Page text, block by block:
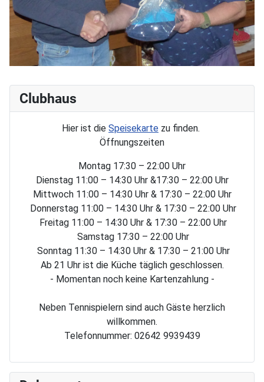
Clubhaus
Hier ist die Speisekarte zu finden.
Öffnungszeiten
Montag 17:30 – 22:00 Uhr
Dienstag 11:00 – 14:30 Uhr &17:30 – 22:00 Uhr
Mittwoch 11:00 – 14:30 Uhr & 17:30 – 22:00 Uhr
Donnerstag 11:00 – 14:30 Uhr & 17:30 – 22:00 Uhr
Freitag 11:00 – 14:30 Uhr & 17:30 – 22:00 Uhr
Samstag 17:30 – 22:00 Uhr
Sonntag 11:30 – 14:30 Uhr & 17:30 – 21:00 Uhr
Ab 21 Uhr ist die Küche täglich geschlossen.
- Momentan noch keine Kartenzahlung -
Neben Tennispielern sind auch Gäste herzlich
willkommen.
Telefonnummer: 02642 9939439